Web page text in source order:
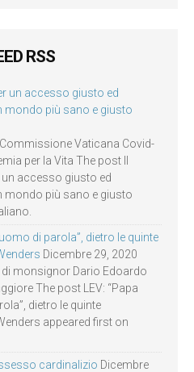
RSS
un accesso giusto ed
mondo più sano e giusto
Vaticana Covid-
per la Vita The post Il
accesso giusto ed
mondo più sano e giusto
di parola”, dietro le quinte
Dicembre 29, 2020
monsignor Dario Edoardo
The post LEV: “Papa
dietro le quinte
appeared first on
cardinalizio Dicembre